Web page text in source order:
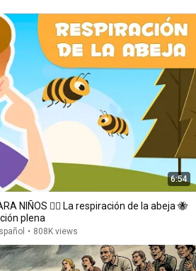
6:54
NIÑOS 🧘‍♀️​ La respiración de la abeja 🐝​​
plena
• 808K views